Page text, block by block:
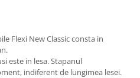
Flexi New Classic consta in
este in lesa. Stapanul
indiferent de lungimea lesei.